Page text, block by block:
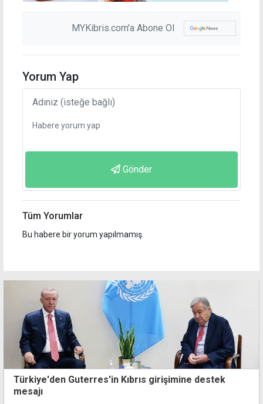
MYKibris.com'a Abone Ol
Yorum Yap
Gönder
Tüm Yorumlar
Bu habere bir yorum yapılmamış.
Türkiye'den Guterres'in Kıbrıs girişimine destek
mesajı